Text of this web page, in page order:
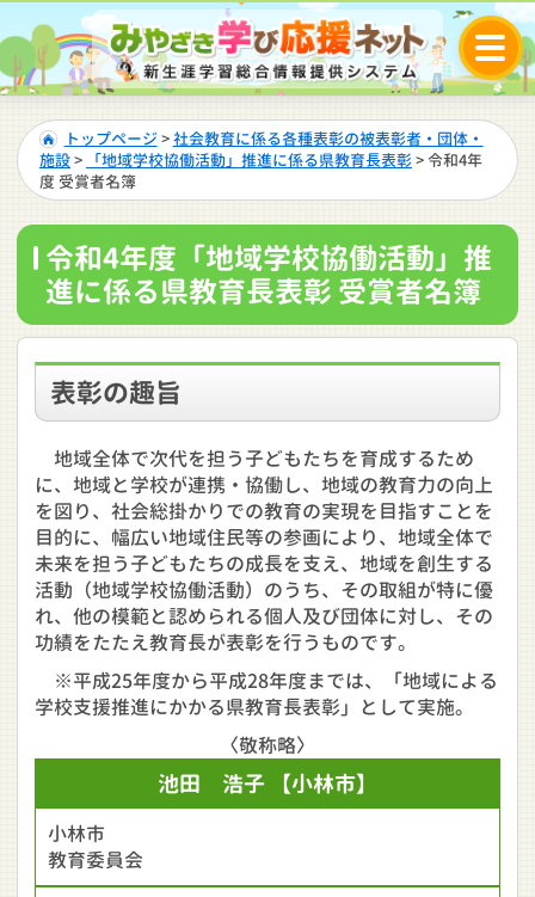
トップページ >社会教育に係る各種表彰の被表彰者・団体・
施設> 「地域学校協働活動」推進に係る県教育長表彰> 令和4年
度 受賞者名簿
令和4年度「地域学校協働活動」推
進に係る県教育長表彰 受賞者名簿
表彰の趣旨
地域全体で次代を担う子どもたちを育成するため
に、地域と学校が連携・協働し、地域の教育力の向上
を図り、社会総掛かりでの教育の実現を目指すことを
目的に、幅広い地域住民等の参画により、地域全体で
未来を担う子どもたちの成長を支え、地域を創生する
活動（地域学校協働活動）のうち、その取組が特に優
れ、他の模範と認められる個人及び団体に対し、その
功績をたたえ教育長が表彰を行うものです。
※平成25年度から平成28年度までは、「地域による
学校支援推進にかかる県教育長表彰」として実施。
〈敬称略〉
池田 浩子 【小林市】
小林市
教育委員会